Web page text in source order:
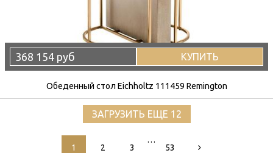
368 154 руб КУПИТЬ
Обеденный стол Eichholtz 111459 Remington
ЗАГРУЗИТЬ ЕЩЕ 12
1 2 3
…
53